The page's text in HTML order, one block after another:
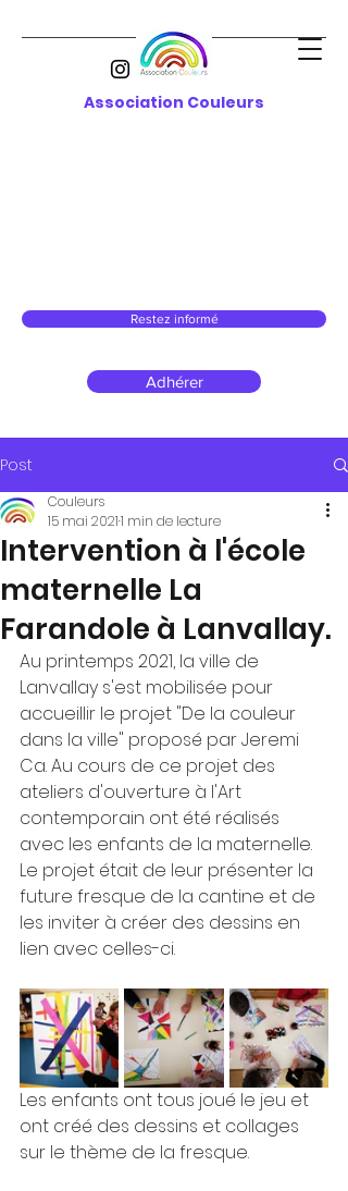
Association Couleurs
Restez informé
Adhérer
Post
Intervention à l'école
maternelle La
Farandole à Lanvallay.
Couleurs
15 mai 20211 min de lecture
Au printemps 2021, la ville de
Lanvallay s'est mobilisée pour
accueillir le projet "De la couleur
dans la ville" proposé par Jeremi
Ca. Au cours de ce projet des
ateliers d'ouverture à l'Art
contemporain ont été réalisés
avec les enfants de la maternelle.
Le projet était de leur présenter la
future fresque de la cantine et de
les inviter à créer des dessins en
lien avec celles-ci.
Les enfants ont tous joué le jeu et
ont créé des dessins et collages
sur le thème de la fresque.